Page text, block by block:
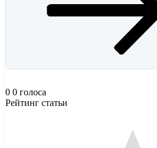
0 0 голоса
Рейтинг статьи